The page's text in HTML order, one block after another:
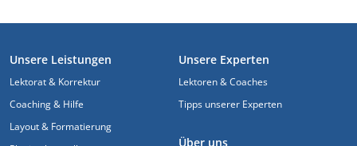
FUSSZEILE
Unsere Leistungen
Lektorat & Korrektur
Coaching & Hilfe
Layout & Formatierung
Unsere Experten
Lektoren & Coaches
Tipps unserer Experten
Über uns